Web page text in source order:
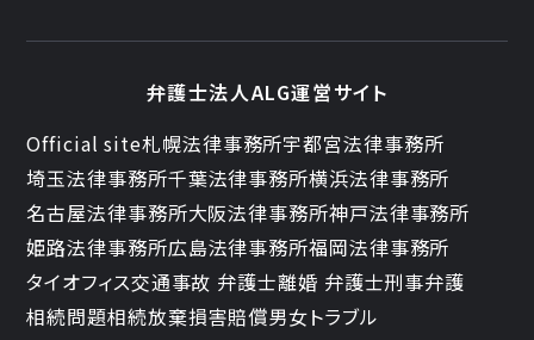
弁護士法人ALG運営サイト
Official site札幌法律事務所宇都宮法律事務所
埼玉法律事務所千葉法律事務所横浜法律事務所
名古屋法律事務所大阪法律事務所神戸法律事務所
姫路法律事務所広島法律事務所福岡法律事務所
タイオフィス交通事故 弁護士離婚 弁護士刑事弁護
相続問題相続放棄損害賠償男女トラブル